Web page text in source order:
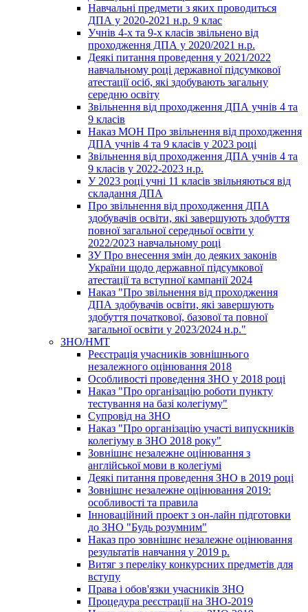
Навчальні предмети з яких проводиться
ДПА у 2020-2021 н.р. 9 клас
Учнів 4-х та 9-х класів звільнено від
проходження ДПА у 2020/2021 н.р.
Деякі питання проведення у 2021/2022
навчальному році державної підсумкової
атестації осіб, які здобувають загальну
середню освіту
Звільнення від проходження ДПА учнів 4 та
9 класів
Наказ МОН Про звільнення від проходження
ДПА учнів 4 та 9 класів у 2023 році
Звільнення від проходження ДПА учнів 4 та
9 класів у 2022-2023 н.р.
У 2023 році учні 11 класів звільняються від
складання ДПА
Про звільнення від проходження ДПА
здобувачів освіти, які завершують здобуття
повної загальної середньої освіти у
2022/2023 навчальному році
ЗУ Про внесення змін до деяких законів
України щодо державної підсумкової
атестації та вступної кампанії 2024
Наказ "Про звільнення від проходження
ДПА здобувачів освіти, які завершують
здобуття початкової, базової та повної
загальної освіти у 2023/2024 н.р."
ЗНО/НМТ
Реєстрація учасників зовнішнього
незалежного оцінювання 2018
Особливості проведення ЗНО у 2018 році
Наказ "Про організацію роботи пункту
тестування на базі колегіуму"
Супровід на ЗНО
Наказ "Про організацію участі випускників
колегіуму в ЗНО 2018 року"
Зовнішнє незалежне оцінювання з
англійської мови в колегіумі
Деякі питання проведення ЗНО в 2019 році
Зовнішнє незалежне оцінювання 2019:
особливості та правила
Інноваційний проект з он-лайн підготовки
до ЗНО "Будь розумним"
Наказ про зовнішнє незалежне оцінювання
результатів навчання у 2019 р.
Витяг з переліку конкурсних предметів для
вступу
Права і обов'язки учасників ЗНО
Процедура реєстрації на ЗНО-2019